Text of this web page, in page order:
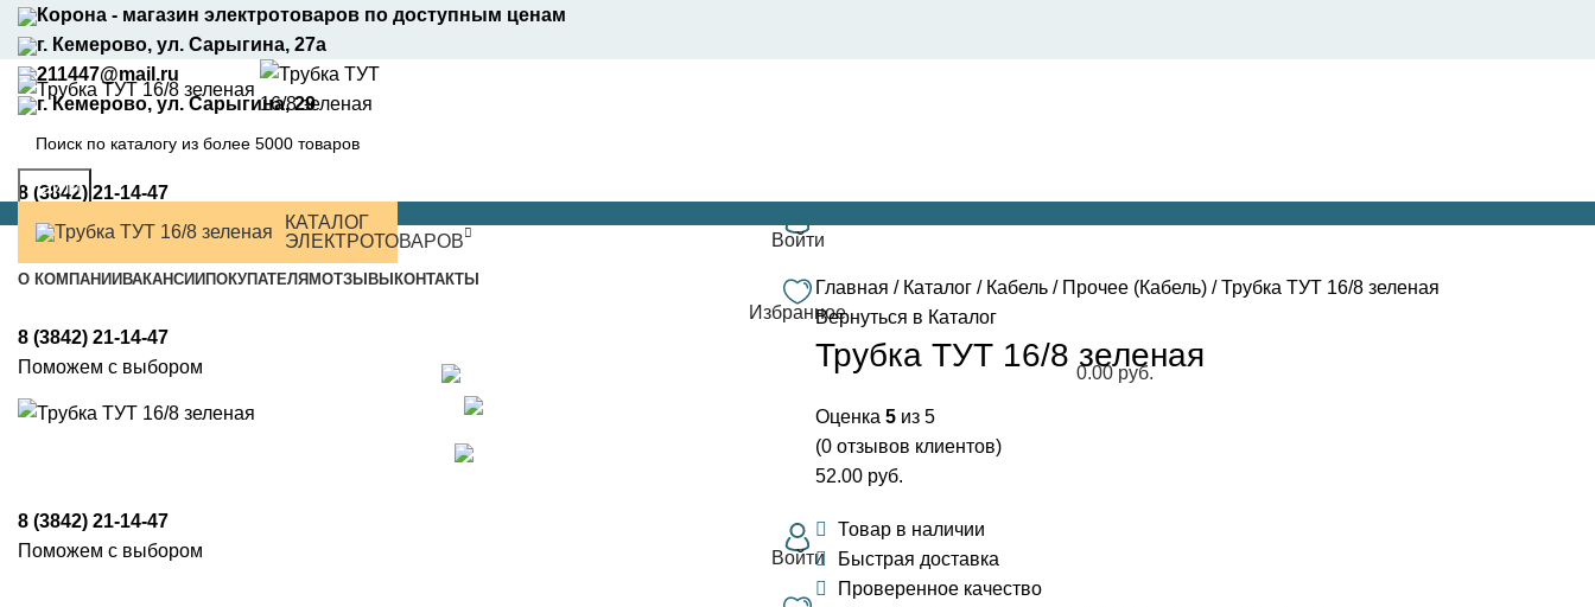
Корона - магазин электротоваров по доступным ценам
г. Кемерово, ул. Сарыгина, 27а
211447@mail.ru
г. Кемерово, ул. Сарыгина, 29
8 (3842) 21-14-47
Найти
Войти
Избранное
0.00руб.
Войти
КАТАЛОГ
ЭЛЕКТРОТОВАРОВ
О КОМПАНИИ ВАКАНСИИ ПОКУПАТЕЛЯМОТЗЫВЫ КОНТАКТЫ
8 (3842) 21-14-47
Поможем с выбором
8 (3842) 21-14-47
Поможем с выбором
Главная / Каталог / Кабель / Прочее (Кабель) /Трубка ТУТ 16/8 зеленая
Вернуться в Каталог
Трубка ТУТ 16/8 зеленая
Оценка 5 из 5
(0 отзывов клиентов)
52.00 руб.
Товар в наличии
Быстрая доставка
Проверенное качество